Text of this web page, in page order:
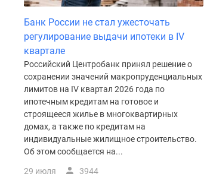
Коттеджные
поселки
водоема
Коттеджные
поселки
ипотеку
Бизнес-
Банк России не стал ужесточать
регулирование выдачи ипотеки в IV
квартале
Российский Центробанк принял решение о
сохранении значений макропруденциальных
лимитов на IV квартал 2026 года по
ипотечным кредитам на готовое и
строящееся жилье в многоквартирных
домах, а также по кредитам на
индивидуальные жилищное строительство.
Об этом сообщается на...
29 июля 3944